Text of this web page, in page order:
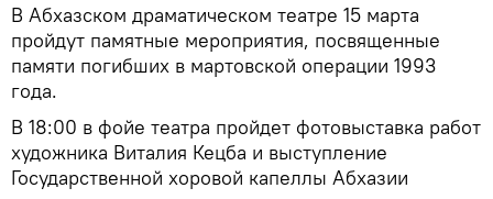
В Абхазском драматическом театре 15 марта
пройдут памятные мероприятия, посвященные
памяти погибших в мартовской операции 1993
года.
В 18:00 в фойе театра пройдет фотовыставка работ
художника Виталия Кецба и выступление
Государственной хоровой капеллы Абхазии